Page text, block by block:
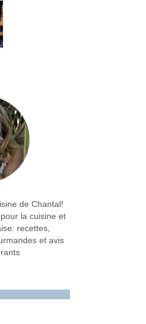
de Chantal!
la cuisine et
recettes,
et avis